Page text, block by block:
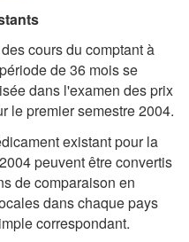
cours du comptant à
de 36 mois se
dans l'examen des prix
le premier semestre 2004.
existant pour la
peuvent être convertis
de comparaison en
dans chaque pays
correspondant.